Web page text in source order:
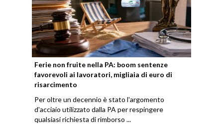
Ferie non fruite nella PA: boom sentenze
favorevoli ai lavoratori, migliaia di euro di
risarcimento
Per oltre un decennio è stato l'argomento
d'acciaio utilizzato dalla PA per respingere
qualsiasi richiesta di rimborso ...